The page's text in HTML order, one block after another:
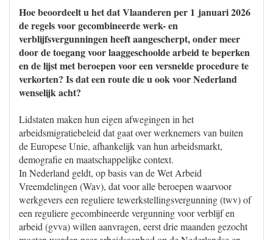
Hoe beoordeelt u het dat Vlaanderen per 1 januari 2026
de regels voor gecombineerde werk- en
verblijfsvergunningen heeft aangescherpt, onder meer
door de toegang voor laaggeschoolde arbeid te beperken
en de lijst met beroepen voor een versnelde procedure te
verkorten? Is dat een route die u ook voor Nederland
wenselijk acht?
Lidstaten maken hun eigen afwegingen in het
arbeidsmigratiebeleid dat gaat over werknemers van buiten
de Europese Unie, afhankelijk van hun arbeidsmarkt,
demografie en maatschappelijke context.
In Nederland geldt, op basis van de Wet Arbeid
Vreemdelingen (Wav), dat voor alle beroepen waarvoor
werkgevers een reguliere tewerkstellingsvergunning (twv) of
een reguliere gecombineerde vergunning voor verblijf en
arbeid (gvva) willen aanvragen, eerst drie maanden gezocht